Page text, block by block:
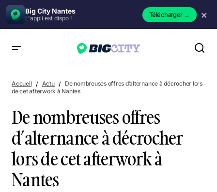
Big City Nantes
L'appli est dispo ! Télécharger→ ×
afterwork à Nantes
Accueil Actu
De nombreuses offres d’alternance à décrocher lors
de cet afterwork à Nantes
De nombreuses offres
d’alternance à décrocher
lors de cet afterwork à
Nantes